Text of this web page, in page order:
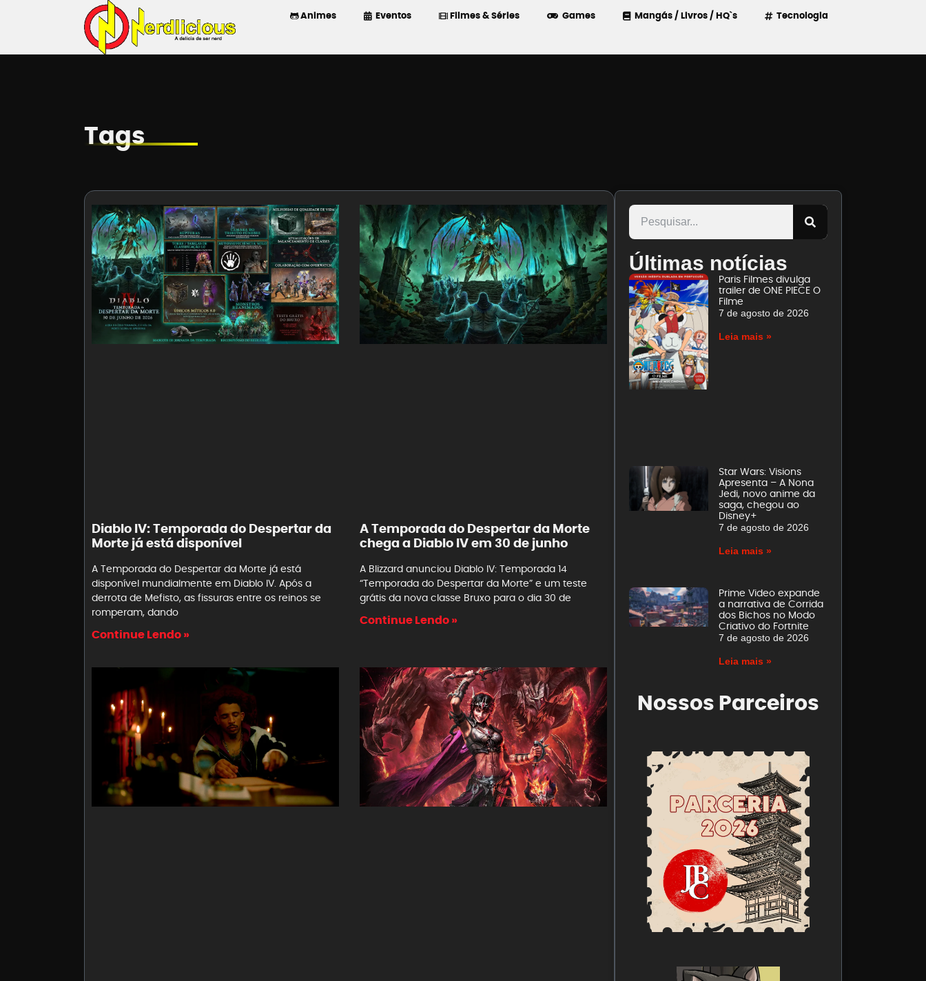
Animes Eventos Filmes & Séries Games Mangás / Livros / HQ`s Tecnologia
Tags
Diablo IV: Temporada do Despertar da
Morte já está disponível
A Temporada do Despertar da Morte já está
disponível mundialmente em Diablo IV. Após a
derrota de Mefisto, as fissuras entre os reinos se
romperam, dando
Continue Lendo »
A Temporada do Despertar da Morte
chega a Diablo IV em 30 de junho
A Blizzard anunciou Diablo IV: Temporada 14
“Temporada do Despertar da Morte” e um teste
grátis da nova classe Bruxo para o dia 30 de
Continue Lendo »
Últimas notícias
Paris Filmes divulga
trailer de ONE PIECE O
Filme
7 de agosto de 2026
Leia mais »
Star Wars: Visions
Apresenta – A Nona
Jedi, novo anime da
saga, chegou ao
Disney+
7 de agosto de 2026
Leia mais »
Prime Video expande
a narrativa de Corrida
dos Bichos no Modo
Criativo do Fortnite
7 de agosto de 2026
Leia mais »
Nossos Parceiros